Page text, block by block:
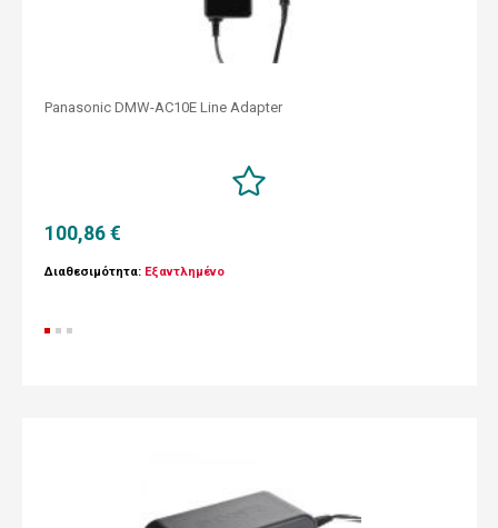
Panasonic DMW-AC10E Line Adapter
100,86 €
Διαθεσιμότητα: Εξαντλημένο